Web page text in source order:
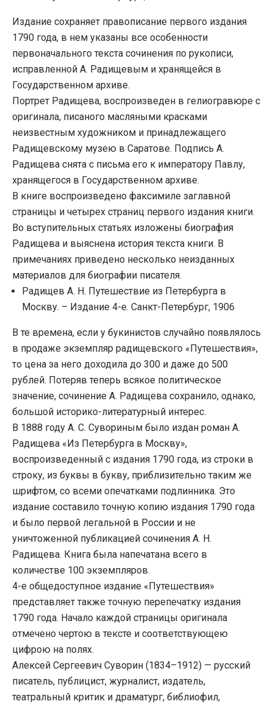
Издание сохраняет правописание первого издания
1790 года, в нем указаны все особенности
первоначального текста сочинения по рукописи,
исправленной А. Радищевым и хранящейся в
Государственном архиве.
Портрет Радищева, воспроизведен в гелиогравюре с
оригинала, писаного масляными красками
неизвестным художником и принадлежащего
Радищевскому музею в Саратове. Подпись А.
Радищева снята с письма его к императору Павлу,
хранящегося в Государственном архиве.
В книге воспроизведено факсимиле заглавной
страницы и четырех страниц первого издания книги.
Во вступительных статьях изложены биография
Радищева и выяснена история текста книги. В
примечаниях приведено несколько неизданных
материалов для биографии писателя.
Радищев А. Н. Путешествие из Петербурга в
Москву. – Издание 4-е. Санкт-Петербург, 1906
В те времена, если у букинистов случайно появлялось
в продаже экземпляр радищевского «Путешествия»,
то цена за него доходила до 300 и даже до 500
рублей. Потеряв теперь всякое политическое
значение, сочинение А. Радищева сохранило, однако,
большой историко-литературный интерес.
В 1888 году А. С. Сувориным было издан роман А.
Радищева «Из Петербурга в Москву»,
воспроизведенный с издания 1790 года, из строки в
строку, из буквы в букву, приблизительно таким же
шрифтом, со всеми опечатками подлинника. Это
издание составило точную копию издания 1790 года
и было первой легальной в России и не
уничтоженной публикацией сочинения А. Н.
Радищева. Книга была напечатана всего в
количестве 100 экземпляров.
4-е общедоступное издание «Путешествия»
представляет также точную перепечатку издания
1790 года. Начало каждой страницы оригинала
отмечено чертою в тексте и соответствующею
цифрою на полях.
Алексей Сергеевич Суворин (1834–1912) — русский
писатель, публицист, журналист, издатель,
театральный критик и драматург, библиофил,